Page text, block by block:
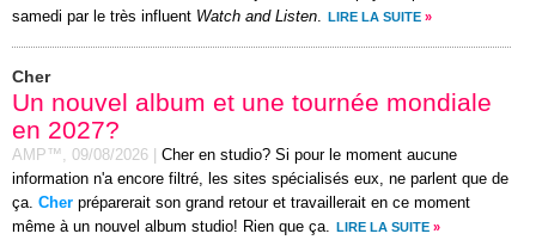
samedi par le très influent Watch and Listen. LIRE LA SUITE »
Cher
Un nouvel album et une tournée mondiale
en 2027?
AMP™, 09/08/2026
Cher en studio? Si pour le moment aucune
information n'a encore filtré, les sites spécialisés eux, ne parlent que de
ça. Cher préparerait son grand retour et travaillerait en ce moment
même à un nouvel album studio! Rien que ça.
LIRE LA SUITE »